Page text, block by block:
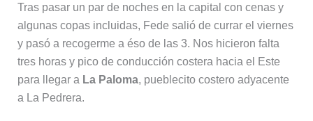
Tras pasar un par de noches en la capital con cenas y
algunas copas incluidas, Fede salió de currar el viernes
y pasó a recogerme a éso de las 3. Nos hicieron falta
tres horas y pico de conducción costera hacia el Este
para llegar a La Paloma, pueblecito costero adyacente
a La Pedrera.